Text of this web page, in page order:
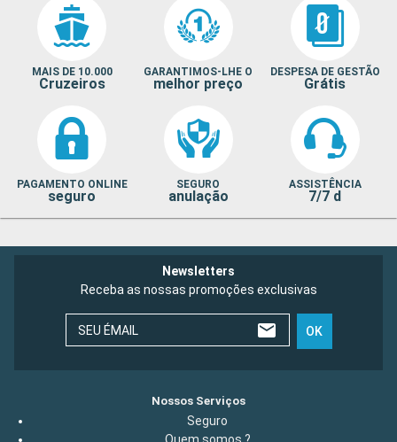
MAIS DE 10.000
Cruzeiros
GARANTIMOS-LHE O
melhor preço
DESPESA DE GESTÃO
Grátis
PAGAMENTO ONLINE
seguro
SEGURO
anulação
ASSISTÊNCIA
7/7 d
Newsletters
Receba as nossas promoções exclusivas
SEU ÉMAIL OK
Nossos Serviços
Seguro